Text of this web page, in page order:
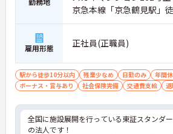
京急本線「京急鶴見駅」
雇用形態 正社員(正職員)
駅から徒歩10分以内 残業少なめ 日勤のみ
年間
ボーナス・賞与あり
社会保険完備 交通費支給 退
全国に施設展開を行っている東証スタンダ
の法人です！